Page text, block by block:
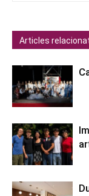
Articles